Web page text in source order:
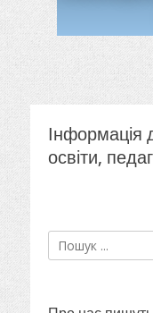
Інформація
освіти,
Пошук: